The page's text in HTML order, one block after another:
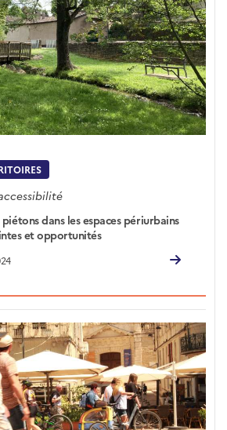
dans les espaces périurbains
et opportunités